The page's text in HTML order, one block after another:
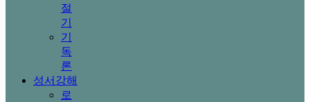
절
기
기
독
론
성서강해
로